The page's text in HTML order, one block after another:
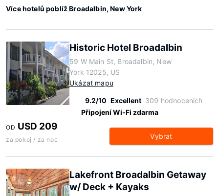
Více hotelů poblíž Broadalbin, New York
Historic Hotel Broadalbin
59 W Main St, Broadalbin, New
York 12025, US
Ukázat mapu
9.2/10 Excellent 309 hodnoceních
Připojení Wi-Fi zdarma
OD USD 209
za pokoj / za noc Vybrat
Lakefront Broadalbin Getaway
w/ Deck + Kayaks